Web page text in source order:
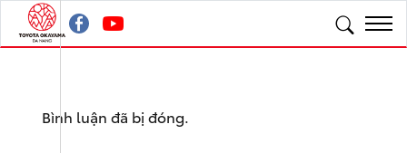
Bình luận đã bị đóng.